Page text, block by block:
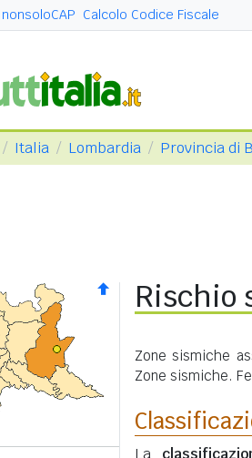
nonsoloCAP Calcolo Codice Fiscale
Italia Lombardia Provincia di
Rischio
Zone sismiche
Zone sismiche.
La